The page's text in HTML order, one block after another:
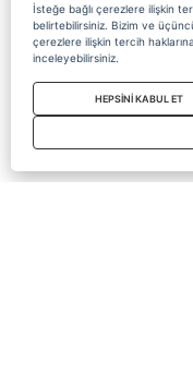
İsteğe bağlı çerezlere ilişkin
belirtebilirsiniz. Bizim ve
çerezlere ilişkin tercih
inceleyebilirsiniz.
HEPSİNİ KABUL ET